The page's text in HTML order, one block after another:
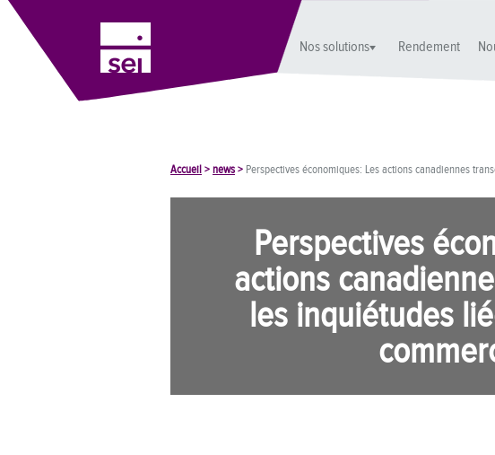
Nos solutions Rendement
Accueil>news> Perspectives économiques: Les actions canadiennes
Perspectives
actions
les inquiétudes